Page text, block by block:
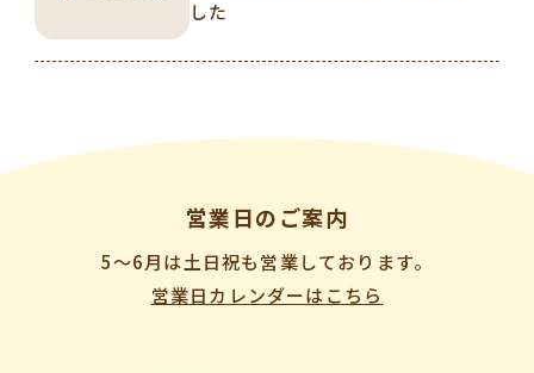
した
営業日のご案内
5〜6月は土日祝も営業しております。
営業日カレンダーはこちら